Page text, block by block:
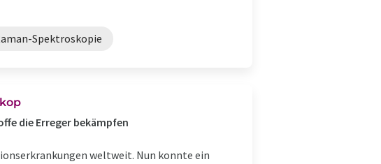
Spektroskopie
die Erreger bekämpfen
weltweit. Nun konnte ein